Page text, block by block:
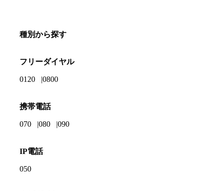
種別から探す
フリーダイヤル
0120 0800
携帯電話
070 080 090
IP電話
050